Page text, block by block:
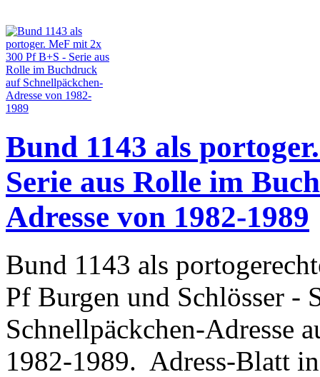
Bund 1143 als
Serie aus Rolle im
Adresse von 1982-1989
Bund 1143 als
Pf Burgen und Schlösser -
Schnellpäckchen-Adresse
1982-1989. Adress-Blatt